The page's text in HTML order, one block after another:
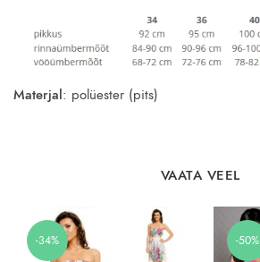
Materjal: polüester (pits)
VAATA VEEL
-34% -50%